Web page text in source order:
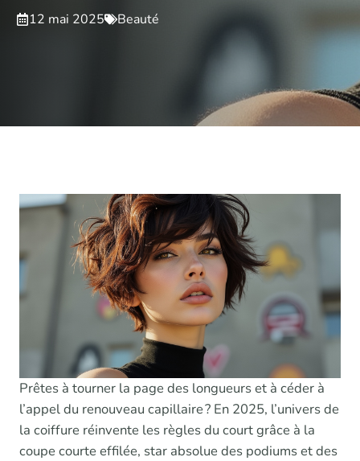
12 mai 2025 Beauté
Prêtes à tourner la page des longueurs et à céder à
l’appel du renouveau capillaire ? En 2025, l’univers de
la coiffure réinvente les règles du court grâce à la
coupe courte effilée, star absolue des podiums et des